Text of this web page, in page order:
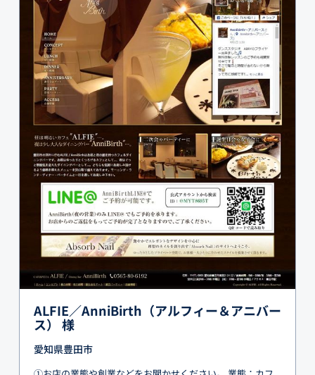
ALFIE／AnniBirth（アルフィー＆アニバー
ス） 様
愛知県豊田市